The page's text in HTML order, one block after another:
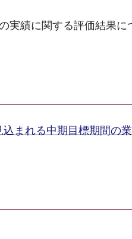
実績に関する評価結果に
まれる中期目標期間の